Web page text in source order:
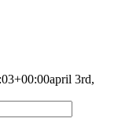
april 3rd,